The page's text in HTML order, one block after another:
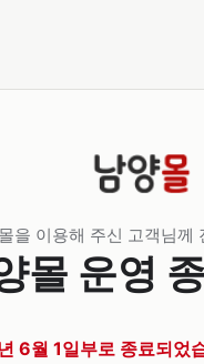
을 이용해 주신 고객님께
몰 운영
6월 1일부로 종료되었